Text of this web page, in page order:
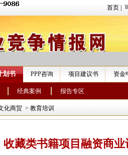
首页
划书 PPP咨询 项目建议书 资金
经典案例 报告专区
化商贸 > 教育培训
收藏类书籍项目融资商业